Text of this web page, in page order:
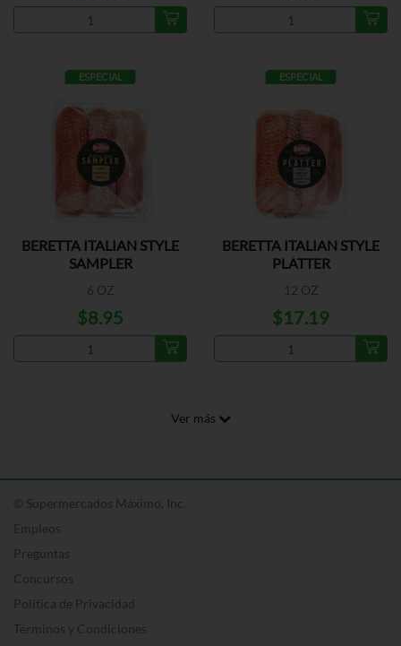
ESPECIAL
BERETTA ITALIAN STYLE
SAMPLER
6 OZ
$8.95
ESPECIAL
BERETTA ITALIAN STYLE
PLATTER
12 OZ
$17.19
Ver más
© Supermercados Máximo, Inc.
Empleos
Preguntas
Concursos
Política de Privacidad
Términos y Condiciones